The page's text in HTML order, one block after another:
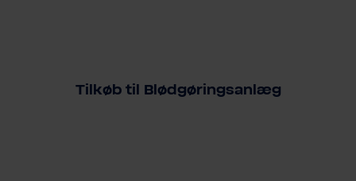
Tilkøb til Blødgøringsanlæg